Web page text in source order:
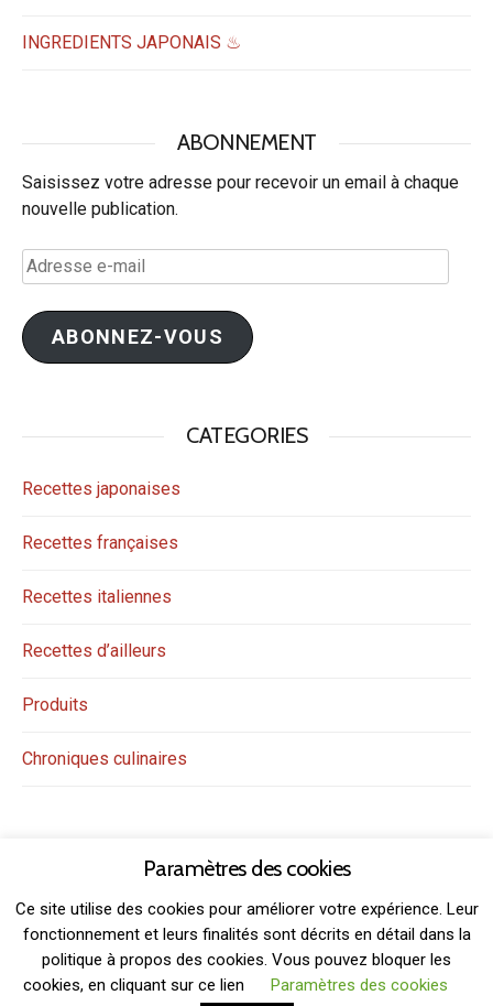
INGREDIENTS JAPONAIS ♨
ABONNEMENT
Saisissez votre adresse pour recevoir un email à chaque
nouvelle publication.
Adresse
e-
mail
ABONNEZ-VOUS
CATEGORIES
Recettes japonaises
Recettes françaises
Recettes italiennes
Recettes d’ailleurs
Produits
Chroniques culinaires
THEME: GRIDSBY BY MODERNTHEMES.NET
Paramètres des cookies
Ce site utilise des cookies pour améliorer votre expérience. Leur
fonctionnement et leurs finalités sont décrits en détail dans la
politique à propos des cookies. Vous pouvez bloquer les
cookies, en cliquant sur ce lien
Paramètres des cookies